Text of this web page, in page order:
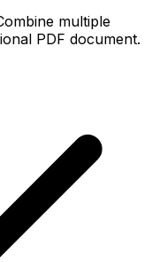
multiple
PDF document.